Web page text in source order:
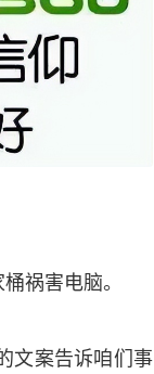
祸害电脑。
文案告诉咱们事